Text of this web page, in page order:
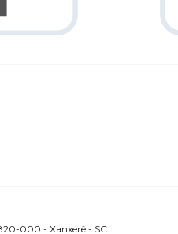
000 - Xanxerê - SC